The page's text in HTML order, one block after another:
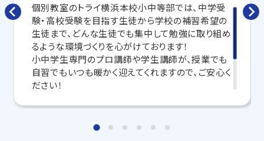
します。
トライで一緒に、今までで一番成長できる夏にしよ
う！
マンツーマンの無料体験授業、学習相談、教室見学は
いつでも受付中です。
こちら
教室長兼教育プランナー 林ましろ
個別教室のトライ横浜本校小中等部では、中学受
験・高校受験を目指す生徒から学校の補習希望の
生徒まで、どんな生徒でも集中して勉強に取り組め
るような環境づくりを心がけております！
小中学生専門のプロ講師や学生講師が、授業でも
自習でもいつも暖かく迎えてくれますので、ご安心く
ださい！
個別教室のトライ横浜本校小中等部でお待ちして